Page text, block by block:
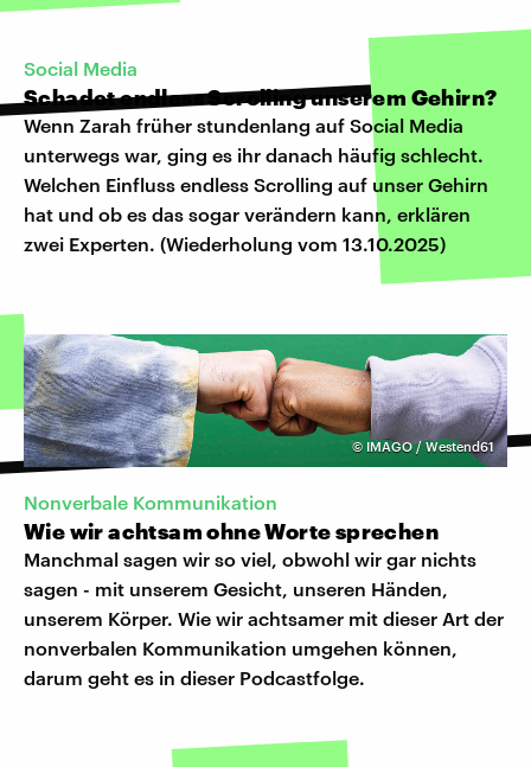
Social Media
Schadet endless Scrolling unserem Gehirn?
Wenn Zarah früher stundenlang auf Social Media
unterwegs war, ging es ihr danach häufig schlecht.
Welchen Einfluss endless Scrolling auf unser Gehirn
hat und ob es das sogar verändern kann, erklären
zwei Experten. (Wiederholung vom 13.10.2025)
© IMAGO / Westend61
Nonverbale Kommunikation
Wie wir achtsam ohne Worte sprechen
Manchmal sagen wir so viel, obwohl wir gar nichts
sagen - mit unserem Gesicht, unseren Händen,
unserem Körper. Wie wir achtsamer mit dieser Art der
nonverbalen Kommunikation umgehen können,
darum geht es in dieser Podcastfolge.